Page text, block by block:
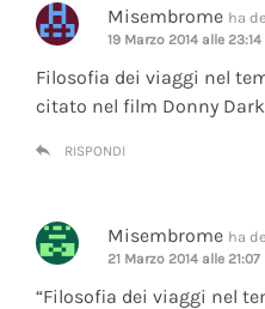
Misembrome ha
19 Marzo 2014 alle 23:14
Filosofia dei viaggi nel
citato nel film Donny
RISPONDI
Misembrome ha
21 Marzo 2014 alle 21:07
“Filosofia dei viaggi nel